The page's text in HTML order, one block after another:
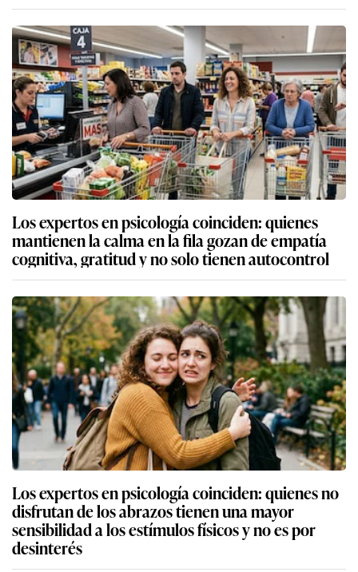
Los expertos en psicología coinciden: quienes
mantienen la calma en la fila gozan de empatía
cognitiva, gratitud y no solo tienen autocontrol
Los expertos en psicología coinciden: quienes no
disfrutan de los abrazos tienen una mayor
sensibilidad a los estímulos físicos y no es por
desinterés